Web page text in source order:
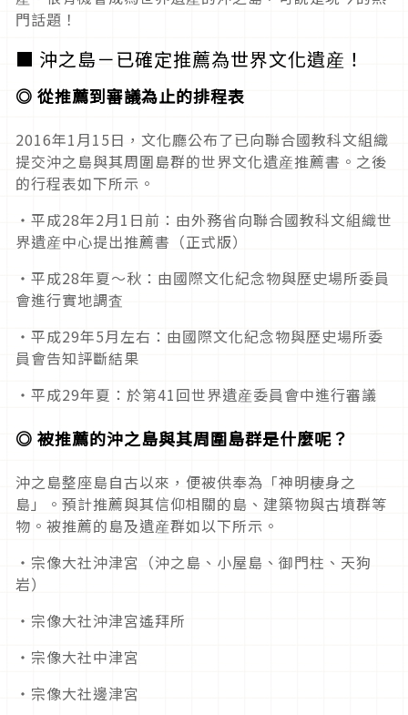
門話題！
■ 沖之島－已確定推薦為世界文化遺産！
◎ 從推薦到審議為止的排程表
2016年1月15日，文化廳公布了已向聯合國教科文組織
提交沖之島與其周圍島群的世界文化遺産推薦書。之後
的行程表如下所示。
・平成28年2月1日前：由外務省向聯合國教科文組織世
界遺産中心提出推薦書（正式版）
・平成28年夏～秋：由國際文化紀念物與歷史場所委員
會進行實地調査
・平成29年5月左右：由國際文化紀念物與歷史場所委
員會告知評斷結果
・平成29年夏：於第41回世界遺産委員會中進行審議
◎ 被推薦的沖之島與其周圍島群是什麼呢？
沖之島整座島自古以來，便被供奉為「神明棲身之
島」。預計推薦與其信仰相關的島、建築物與古墳群等
物。被推薦的島及遺産群如以下所示。
・宗像大社沖津宮（沖之島、小屋島、御門柱、天狗
岩）
・宗像大社沖津宮遙拜所
・宗像大社中津宮
・宗像大社邊津宮